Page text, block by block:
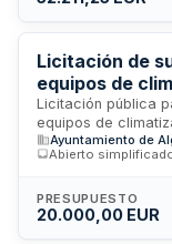
Licitación de
equipos de
Pérez Villalta -
Licitación pública
equipos de
Pérez Villalta,
Ayuntamiento de
así como su
funcionamiento en
Ayuntamiento de
Abierto
PRESUPUESTO
20.000,00 EUR